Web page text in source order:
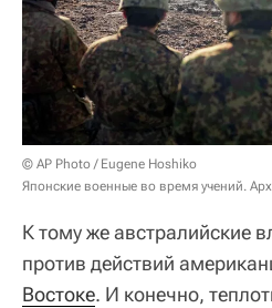
© AP Photo / Eugene Hoshiko
Японские военные во время учений.
К тому же австралийские
против действий
Востоке. И конечно,